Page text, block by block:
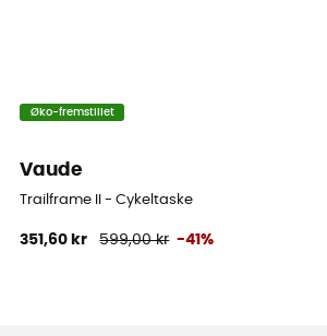
Øko-fremstillet
Vaude
Trailframe II - Cykeltaske
351,60 kr 599,00 kr -41%